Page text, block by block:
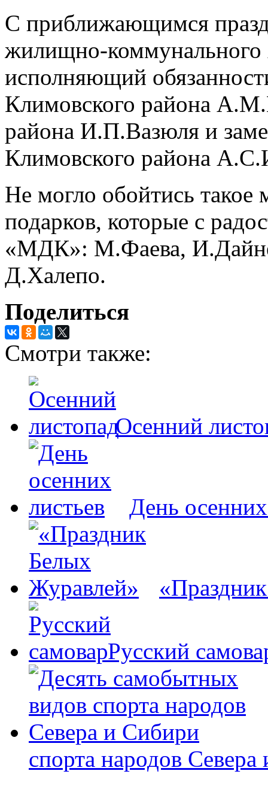
С приближающимся
жилищно-коммунального
исполняющий
Климовского района
района И.П.Вазюля и
Климовского района
Не могло обойтись такое
подарков, которые с
«МДК»: М.Фаева,
Д.Халепо.
Поделиться
Смотри также:
Осенний
День
Русский
спорта народов